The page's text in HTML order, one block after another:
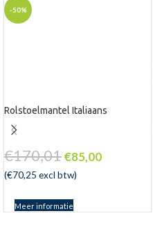
-50%
Rolstoelmantel Italiaans
€170,01€85,00
(€70,25 excl btw)
Meer informatie